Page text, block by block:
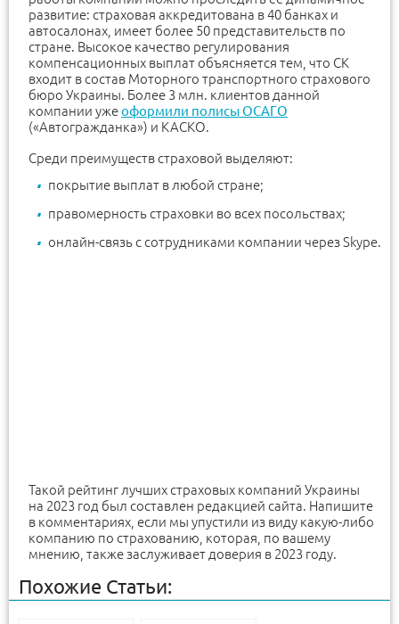
развитие: страховая аккредитована в 40 банках и
автосалонах, имеет более 50 представительств по
стране. Высокое качество регулирования
компенсационных выплат объясняется тем, что СК
входит в состав Моторного транспортного страхового
бюро Украины. Более 3 млн. клиентов данной
компании ужеоформили полисы ОСАГО
(«Автогражданка») и КАСКО.
Среди преимуществ страховой выделяют:
покрытие выплат в любой стране;
правомерность страховки во всех посольствах;
онлайн-связь с сотрудниками компании через Skype.
Такой рейтинг лучших страховых компаний Украины
на 2023 год был составлен редакцией сайта. Напишите
в комментариях, если мы упустили из виду какую-либо
компанию по страхованию, которая, по вашему
мнению, также заслуживает доверия в 2023 году.
Похожие Статьи: